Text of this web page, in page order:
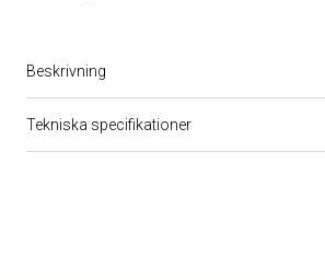
Beskrivning
Tekniska specifikationer